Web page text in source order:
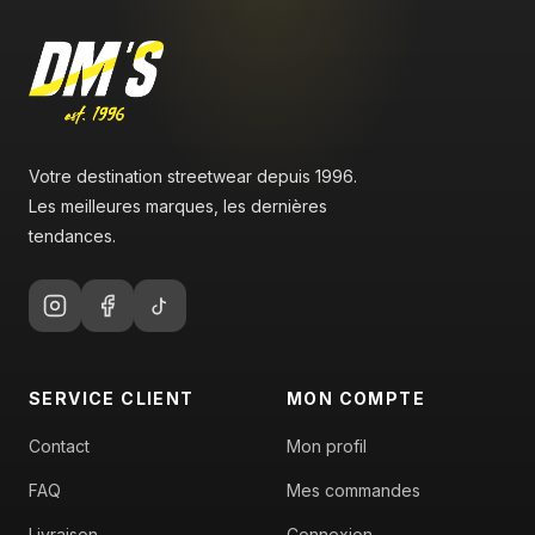
Votre destination streetwear depuis 1996.
Les meilleures marques, les dernières
tendances.
SERVICE CLIENT
Contact
FAQ
MON COMPTE
Mon profil
Mes commandes